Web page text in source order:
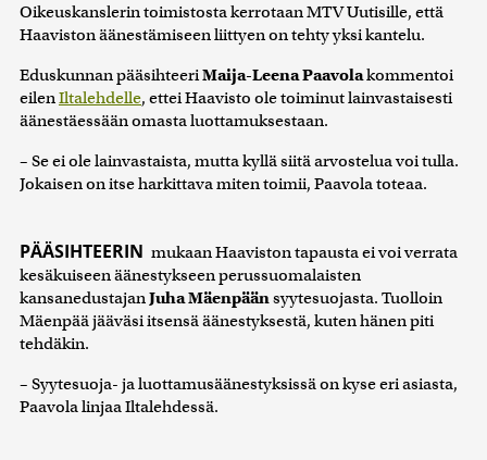
Oikeuskanslerin toimistosta kerrotaan MTV Uutisille, että
Haaviston äänestämiseen liittyen on tehty yksi kantelu.
Eduskunnan pääsihteeriMaija-Leena Paavolakommentoi
eilenIltalehdelle, ettei Haavisto ole toiminut lainvastaisesti
äänestäessään omasta luottamuksestaan.
– Se ei ole lainvastaista, mutta kyllä siitä arvostelua voi tulla.
Jokaisen on itse harkittava miten toimii, Paavola toteaa.
PÄÄSIHTEERIN mukaan Haaviston tapausta ei voi verrata
kesäkuiseen äänestykseen perussuomalaisten
kansanedustajanJuha Mäenpäänsyytesuojasta. Tuolloin
Mäenpää jääväsi itsensä äänestyksestä, kuten hänen piti
tehdäkin.
– Syytesuoja- ja luottamusäänestyksissä on kyse eri asiasta,
Paavola linjaa Iltalehdessä.